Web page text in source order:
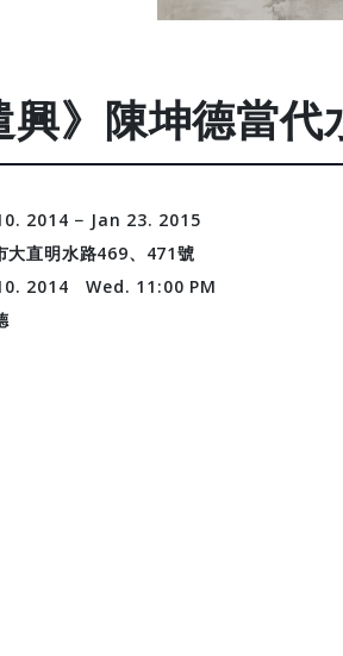
興》陳坤德當代
2014 − Jan 23. 2015
大直明水路469、471號
2014 Wed. 11:00 PM